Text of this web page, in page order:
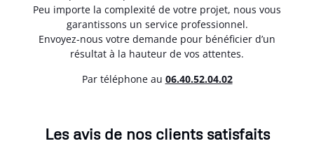
Peu importe la complexité de votre projet, nous vous
garantissons un service professionnel.
Envoyez-nous votre demande pour bénéficier d’un
résultat à la hauteur de vos attentes.
Par téléphone au 06.40.52.04.02
Les avis de nos clients satisfaits